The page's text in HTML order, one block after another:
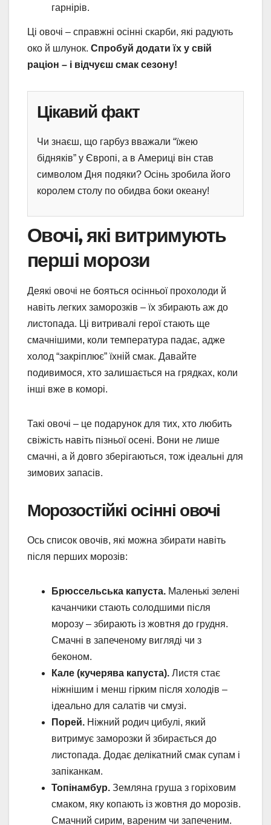
гарнірів.
Ці овочі – справжні осінні скарби, які радують
око й шлунок. Спробуй додати їх у свій
раціон – і відчуєш смак сезону!
Цікавий факт
Чи знаєш, що гарбуз вважали “їжею
бідняків” у Європі, а в Америці він став
символом Дня подяки? Осінь зробила його
королем столу по обидва боки океану!
Овочі, які витримують
перші морози
Деякі овочі не бояться осінньої прохолоди й
навіть легких заморозків – їх збирають аж до
листопада. Ці витривалі герої стають ще
смачнішими, коли температура падає, адже
холод “закріплює” їхній смак. Давайте
подивимося, хто залишається на грядках, коли
інші вже в коморі.
Такі овочі – це подарунок для тих, хто любить
свіжість навіть пізньої осені. Вони не лише
смачні, а й довго зберігаються, тож ідеальні для
зимових запасів.
Морозостійкі осінні овочі
Ось список овочів, які можна збирати навіть
після перших морозів:
Брюссельська капуста. Маленькі зелені
качанчики стають солодшими після
морозу – збирають із жовтня до грудня.
Смачні в запеченому вигляді чи з
беконом.
Кале (кучерява капуста). Листя стає
ніжнішим і менш гірким після холодів –
ідеально для салатів чи смузі.
Порей. Ніжний родич цибулі, який
витримує заморозки й збирається до
листопада. Додає делікатний смак супам і
запіканкам.
Топінамбур. Земляна груша з горіховим
смаком, яку копають із жовтня до морозів.
Смачний сирим, вареним чи запеченим.